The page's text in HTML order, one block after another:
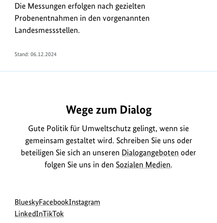
Die Messungen erfolgen nach gezielten
Probenentnahmen in den vorgenannten
Landesmessstellen.
Stand: 06.12.2024
Wege zum Dialog
Gute Politik für Umweltschutz gelingt, wenn sie
gemeinsam gestaltet wird. Schreiben Sie uns oder
beteiligen Sie sich an unseren Dialogangeboten oder
folgen Sie uns in den Sozialen Medien.
Social
Media
Blueskyzur
Bluesky-
Facebookzur
Instagram
LinkedInzur
zur
TikTok